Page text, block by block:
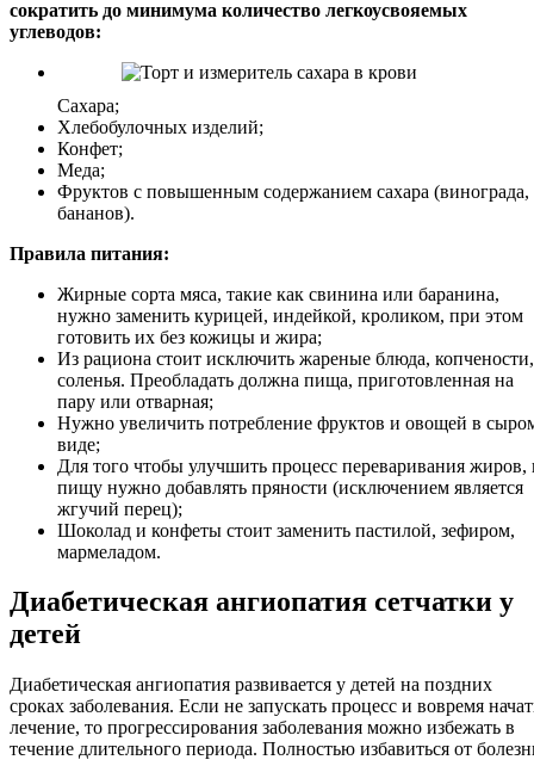
сократить до минимума количество легкоусвояемых
углеводов:
Сахара;
Хлебобулочных изделий;
Конфет;
Меда;
Фруктов с повышенным содержанием сахара (винограда,
бананов).
Правила питания:
Жирные сорта мяса, такие как свинина или баранина,
нужно заменить курицей, индейкой, кроликом, при этом
готовить их без кожицы и жира;
Из рациона стоит исключить жареные блюда, копчености,
соленья. Преобладать должна пища, приготовленная на
пару или отварная;
Нужно увеличить потребление фруктов и овощей в
виде;
Для того чтобы улучшить процесс переваривания жиров,
пищу нужно добавлять пряности (исключением является
жгучий перец);
Шоколад и конфеты стоит заменить пастилой, зефиром,
мармеладом.
Диабетическая ангиопатия сетчатки у
детей
Диабетическая ангиопатия развивается у детей на поздних
сроках заболевания. Если не запускать процесс и вовремя
лечение, то прогрессирования заболевания можно избежать в
течение длительного периода. Полностью избавиться от